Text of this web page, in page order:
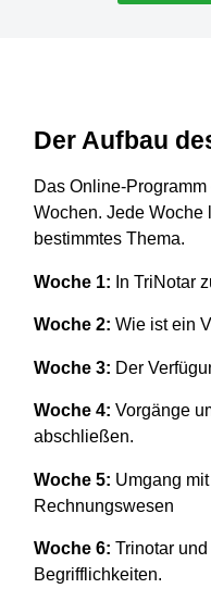
Der Aufbau
Das Online-
Wochen. Jede Woche
bestimmtes Thema.
Woche 1: In TriNotar
Woche 2: Wie ist ein
Woche 3: Der
Woche 4: Vorgänge
abschließen.
Woche 5: Umgang
Rechnungswesen
Woche 6: Trinotar
Begrifflichkeiten.